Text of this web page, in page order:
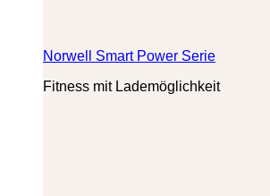
Norwell Smart Power Serie
Fitness mit Lademöglichkeit